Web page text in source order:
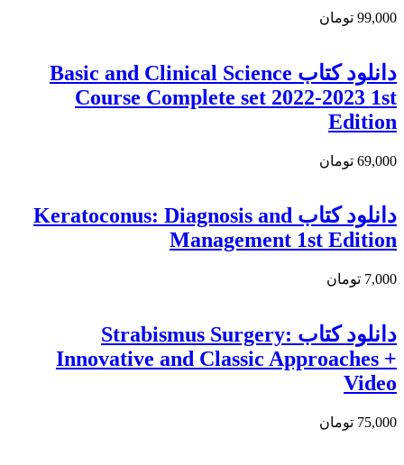
99,000 تومان
دانلود کتاب Basic and Clinical Science
Course Complete set 2022-2023 1st
Edition
69,000 تومان
دانلود کتاب Keratoconus: Diagnosis and
Management 1st Edition
7,000 تومان
دانلود کتاب Strabismus Surgery:
Innovative and Classic Approaches +
Video
75,000 تومان